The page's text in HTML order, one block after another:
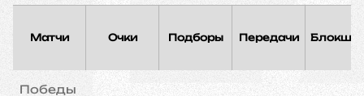
Матчи Очки Подборы Передачи
Победы